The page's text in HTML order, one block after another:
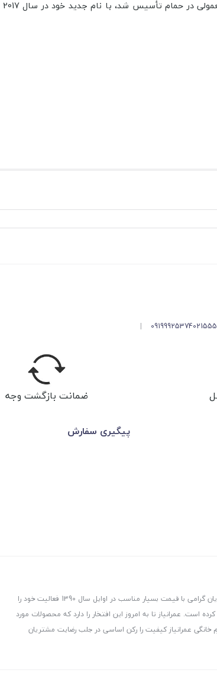
09199925374
|
ضمانت بازگشت وجه
پیگیری سفارش
عمرانیاز در راستای توزیع و پخش لوازم و تجهیزات ساختمانی با هدف ارسال کالاهای مورد نیاز مشتریان گرامی با قیمت بسیار مناسب در اوایل سال 1390 فعالیت خود را
از پیش کرده است. عمرانیاز تا به امروز این افتخار را دارد که محصولات مورد
خانگی عمرانیاز کیفیت را رکن اساسی در جلب رضایت مشتریان